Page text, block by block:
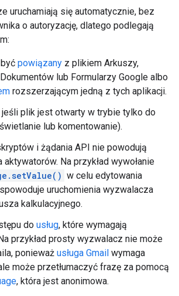
uruchamiają się automatycznie, bez
o autoryzację, dlatego podlegają
powiązany z plikiem Arkuszy,
lub Formularzy Google albo
rozszerzającym jedną z tych aplikacji.
jeśli plik jest otwarty w trybie tylko do
lub komentowanie).
i żądania API nie powodują
aktywatorów. Na przykład wywołanie
w celu edytowania
uruchomienia wyzwalacza
kalkulacyjnego.
do usług, które wymagają
przykład prosty wyzwalacz nie może
ponieważ usługa Gmail wymaga
może przetłumaczyć frazę za pomocą
, która jest anonimowa.